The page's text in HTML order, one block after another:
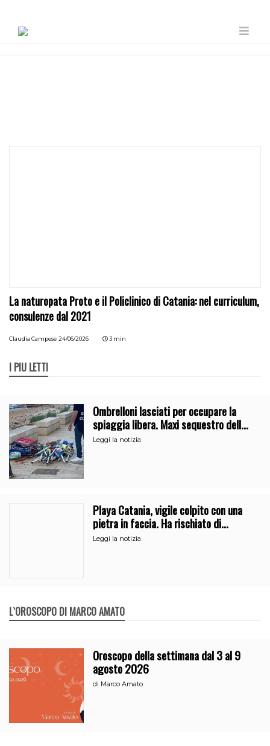
La naturopata Proto e il Policlinico di Catania: nel curriculum,
consulenze dal 2021
Claudia Campese 24/06/2026 3 min
I PIÙ LETTI
Ombrelloni lasciati per occupare la
spiaggia libera. Maxi sequestro della
Guardia Costiera
Leggi la notizia
Playa Catania, vigile colpito con una
pietra in faccia. Ha rischiato di
perdere l’occhio
Leggi la notizia
L`OROSCOPO DI MARCO AMATO
Oroscopo della settimana dal 3 al 9
agosto 2026
di Marco Amato